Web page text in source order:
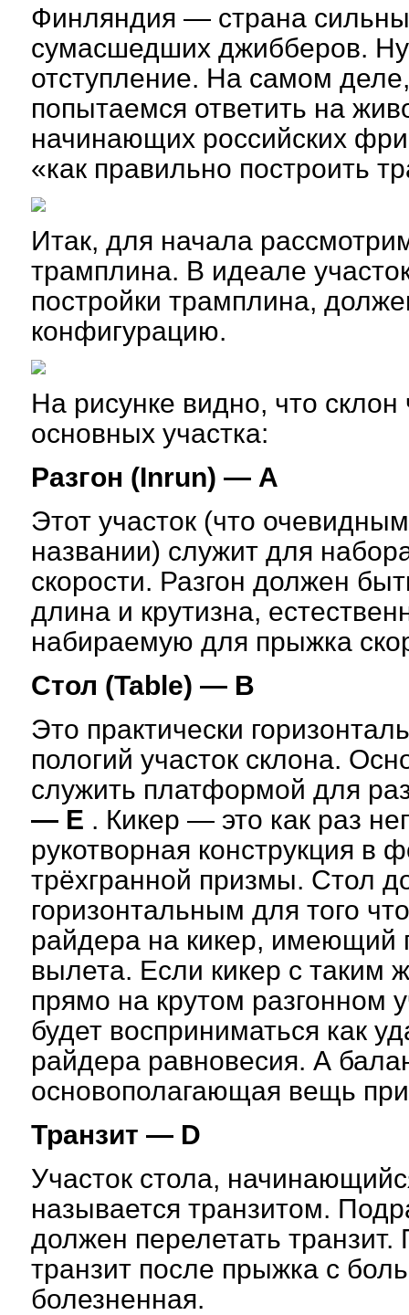
Финляндия — страна
сумасшедших джибберов.
отступление. На самом
попытаемся ответить на
начинающих российских
«как правильно построить
Итак, для начала
трамплина. В идеале
постройки трамплина,
конфигурацию.
На рисунке видно, что склон
основных участка:
Разгон (Inrun) — A
Этот участок (что
названии) служит для
скорости. Разгон должен
длина и крутизна,
набираемую для прыжка
Стол (Table) — B
Это практически
пологий участок склона.
служить платформой для
— E . Кикер — это как раз
рукотворная конструкция в
трёхгранной призмы. Стол
горизонтальным для того
райдера на кикер, имеющий
вылета. Если кикер с таким
прямо на крутом разгонном
будет восприниматься как
райдера равновесия. А
основополагающая вещь
Транзит — D
Участок стола,
называется транзитом.
должен перелетать
транзит после прыжка с
болезненная.